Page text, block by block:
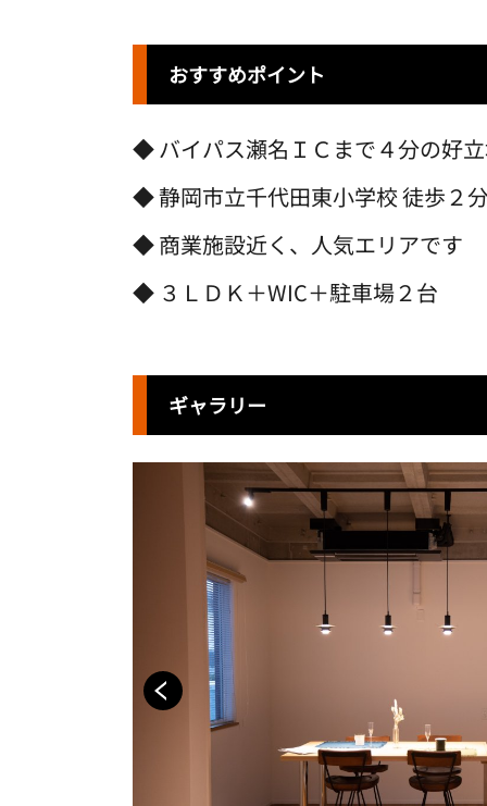
おすすめポイント
バイパス瀬名ＩＣまで４分の好
静岡市⽴千代⽥東⼩学校 徒歩２
商業施設近く、人気エリアです
３ＬＤＫ＋WIC＋駐車場２台
ギャラリー